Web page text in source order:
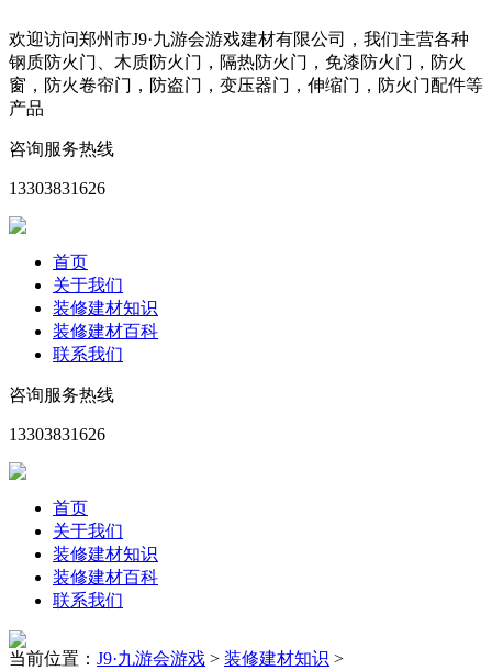
欢迎访问郑州市J9·九游会游戏建材有限公司，我们主营各种
钢质防火门、木质防火门，隔热防火门，免漆防火门，防火
窗，防火卷帘门，防盗门，变压器门，伸缩门，防火门配件等
产品
咨询服务热线
13303831626
首页
关于我们
装修建材知识
装修建材百科
联系我们
咨询服务热线
13303831626
首页
关于我们
装修建材知识
装修建材百科
联系我们
当前位置： J9·九游会游戏 > 装修建材知识 >